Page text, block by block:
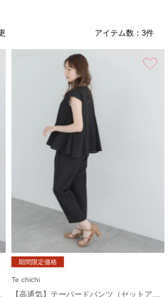
アイテム数： 3件
期間限定価格
Te chichi